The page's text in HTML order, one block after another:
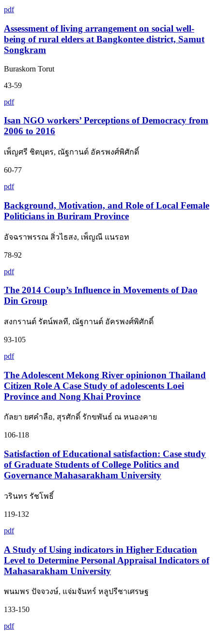
pdf
Assessment of living arrangement on social well-
being of rural elders at Bangkontee district, Samut
Songkram
Buraskorn Torut
43-59
pdf
Isan NGO workers’ Perceptions of Democracy from
2006 to 2016
เพ็ญศรี ชิตบุตร, ณัฐกานต์ อัครพงศ์พิศักดิ์
60-77
pdf
Background, Motivation, and Role of Local Female
Politicians in Buriram Province
อัจฉราพรรณ สิ่วไธสง, เพ็ญณี แนรอท
78-92
pdf
The 2014 Coup’s Influence in Movements of Dao
Din Group
สงกรานต์ รัตน์พลที, ณัฐกานต์ อัครพงศ์พิศักดิ์
93-105
pdf
The Adolescent Mekong River opinionon Thailand
Citizen Role A Case Study of adolescents Loei
Province and Nong Khai Province
กัลยา ยศคำลือ, สุรศักดิ์ รักขพันธ์ ณ หนองคาย
106-118
Satisfaction of Educational satisfaction: Case study
of Graduate Students of College Politics and
Governance Mahasarakham University
วรินทร รัชโพธิ์
119-132
pdf
A Study of Using indicators in Higher Education
Level to Determine Personal Appraisal Indicators of
Mahasarakham University
พนมพร ปัจจวงษ์, แจ่มจันทร์ หลูปรีชาเศรษฐ
133-150
pdf